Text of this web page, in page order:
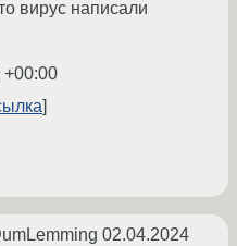
вирус написали
+00:00
02.04.2024